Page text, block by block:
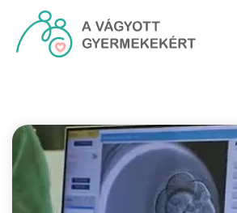
Ugrás a fő tartalomhoz